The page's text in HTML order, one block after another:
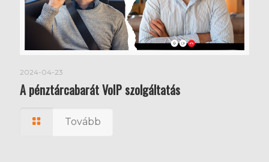
2024-04-23
A pénztárcabarát VoIP szolgáltatás
Tovább